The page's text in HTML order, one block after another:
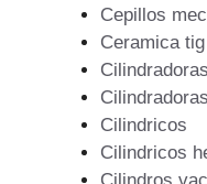
Cepillos
Ceramica tig
Cilindricos
Cilindricos